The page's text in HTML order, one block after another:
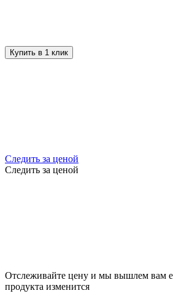
Купить в 1 клик
Следить за ценой
Следить за ценой
Отслеживайте цену и мы вышлем вам
продукта изменится